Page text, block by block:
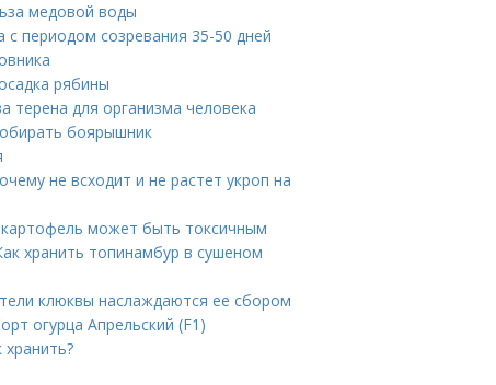
медовой воды
периодом созревания 35-50 дней
рябины
терена для организма человека
боярышник
не всходит и не растет укроп на
может быть токсичным
хранить топинамбур в сушеном
клюквы наслаждаются ее сбором
огурца Апрельский (F1)